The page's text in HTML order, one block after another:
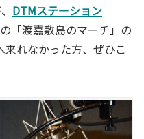
DTMステーション
「渡嘉敷島のマーチ」の
れなかった方、ぜひこ